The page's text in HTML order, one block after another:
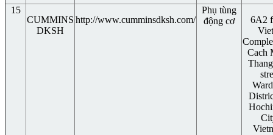
15
CUMMINS
DKSH
http://www.cumminsdksh.com/
Phụ tùng
động cơ
6A2
Cach